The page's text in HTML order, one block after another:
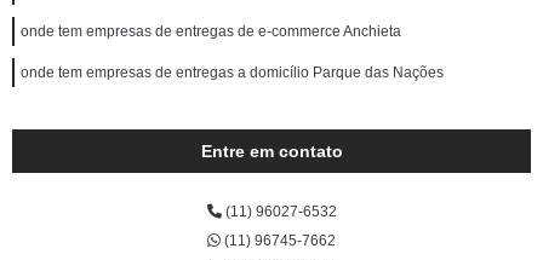
onde tem empresas de entregas de e-commerce Anchieta
onde tem empresas de entregas a domicílio Parque das Nações
Entre em contato
(11) 96027-6532
(11) 96745-7662